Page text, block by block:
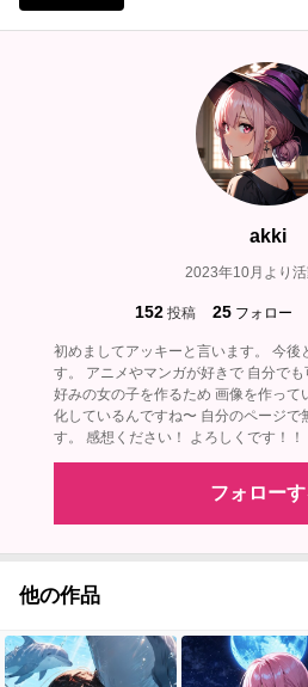
akki
2023年10月より
152 投稿 25 フォロー
初めましてアッキーと言います。 今後
す。 アニメやマンガが好きで 自分で
好みの女の子を作るため 画像を作って
化しているんですね〜 自分のページで
す。 感想ください！ よろしくです！！
フォロー
他の作品